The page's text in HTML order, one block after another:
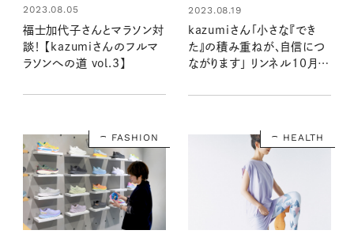
2023.08.05
福士加代子さんとマラソン対
談！ 【kazumiさんのフルマ
ラソンへの道 vol.3】
2023.08.19
kazumiさん「小さな『でき
た』の積み重ねが、自信につ
ながります」 リンネル10月号
FASHION HEALTH